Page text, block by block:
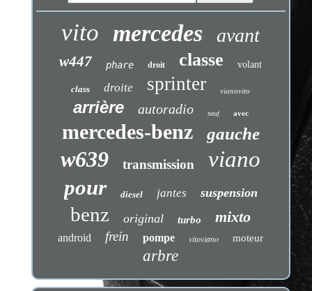
vito mercedes avant
w447 phare droit classe volant
class droite sprinter vianovito
arrière autoradio neuf avec
mercedes-benz gauche
w639 transmission viano
pour diesel jantes suspension
benz original turbo mixto
android frein pompe vitoviano moteur
arbre